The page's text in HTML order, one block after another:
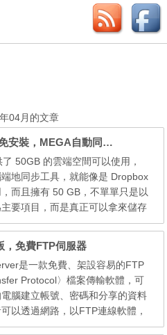
04月的文章
MEGAsync 5.2.1 繁體中文免安裝，MEGA自動同步、上傳器
了 50GB 的雲端空間可以使用，
地同步工具，就能像是 Dropbox
而且擁有 50 GB，不單單只是以
主要項目，而是真正可以拿來儲存
空間」，使用 MEGA 來儲存或
單，也內建包含繁體中文在內的
，免費註冊即可獲得 50 GB 容
的限制少。 MEGA Sync Client: E
syncin...
，免費FTP伺服器
是一款免費、架設容易的FTP
Protocol〉檔案傳輸軟體，可
腦建立帳號、密碼和分享的資料
以透過網路，以FTP連線軟體，
電腦，輸入帳號與密碼，登入電